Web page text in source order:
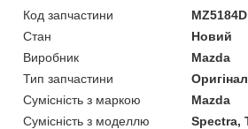
Код запчастини
MZ5184D
Стан
Новий
Виробник
Mazda
Тип запчастини
Оригінал
Сумісність з маркою
Mazda
Сумісність з моделлю
Spectra,